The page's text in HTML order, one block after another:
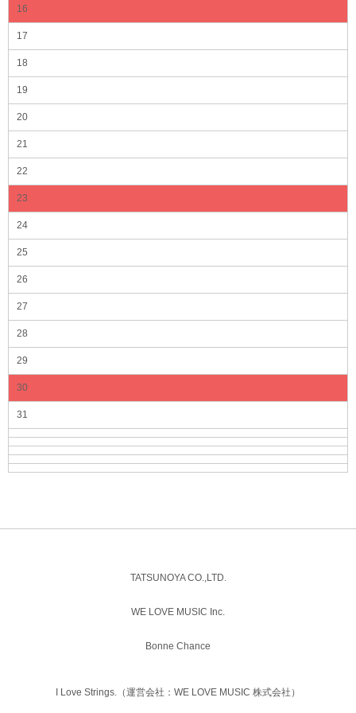
16
17
18
19
20
21
22
23
24
25
26
27
28
29
30
31
TATSUNOYA CO.,LTD.
WE LOVE MUSIC Inc.
Bonne Chance
I Love Strings.（運営会社：WE LOVE MUSIC 株式会社）